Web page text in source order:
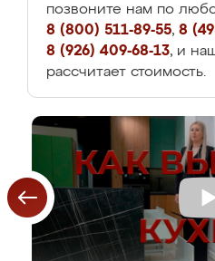
позвоните нам по
8 (800) 511-89-55, 8
8 (926) 409-68-13, и
рассчитает стоимость.